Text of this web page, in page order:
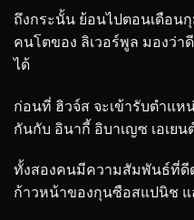
ถึงกระนั้น ย้อนไปตอนเดือน
คนโตของ ลิเวอร์พูล มองว่า
ได้
ก่อนที่ ฮิวจ์ส จะเข้ารับตำแห
กันกับ อินากี้ อิบาเญซ เอเย
ทั้งสองคนมีความสัมพันธ์ที่ดี
ก้าวหน้าของกุนซือสแปนิช แ